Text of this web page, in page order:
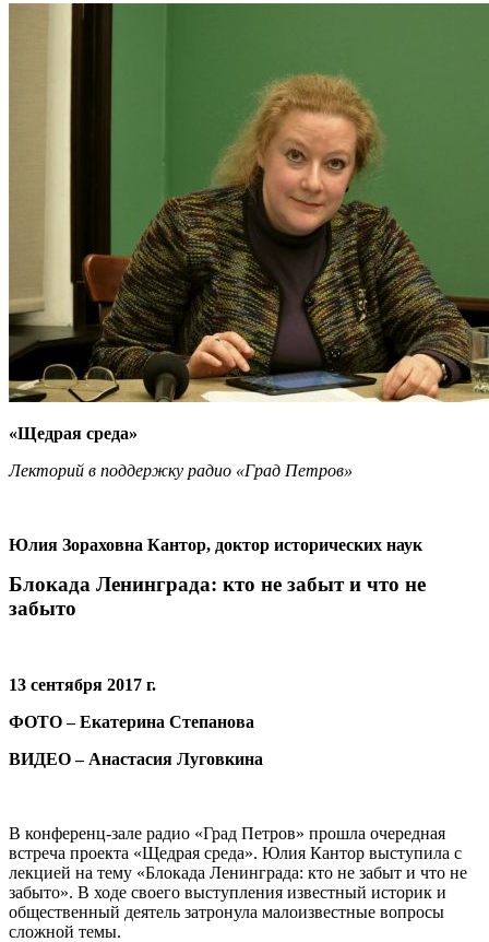
«Щедрая среда»
Лекторий в поддержку радио «Град Петров»
Юлия Зораховна Кантор, доктор исторических наук
Блокада Ленинграда: кто не забыт и что не
забыто
13 сентября 2017 г.
ФОТО – Екатерина Степанова
ВИДЕО – Анастасия Луговкина
В конференц-зале радио «Град Петров» прошла очередная
встреча проекта «Щедрая среда». Юлия Кантор выступила с
лекцией на тему «Блокада Ленинграда: кто не забыт и что не
забыто». В ходе своего выступления известный историк и
общественный деятель затронула малоизвестные вопросы
сложной темы.